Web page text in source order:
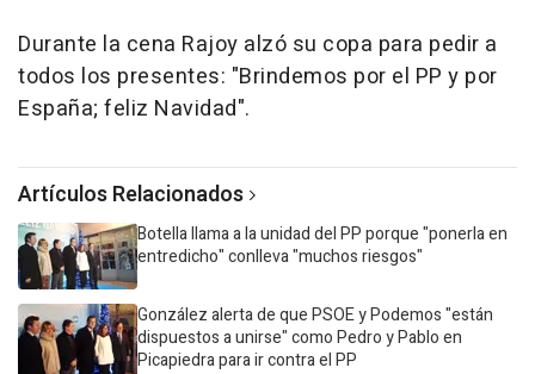
Durante la cena Rajoy alzó su copa para pedir a
todos los presentes: "Brindemos por el PP y por
España; feliz Navidad".
Artículos Relacionados
Botella llama a la unidad del PP porque "ponerla en
entredicho" conlleva "muchos riesgos"
González alerta de que PSOE y Podemos "están
dispuestos a unirse" como Pedro y Pablo en
Picapiedra para ir contra el PP